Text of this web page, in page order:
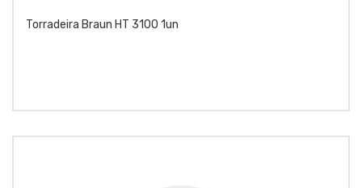
Torradeira Braun HT 3100 1un